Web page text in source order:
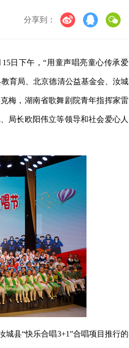
分享到：
日下午，“用童声唱亮童心传承爱
育局、北京德清公益基金会、汝城
梅，湖南省歌舞剧院青年指挥家雷
局长欧阳伟立等领导和社会爱心人
县“快乐合唱3+1”合唱项目推行的